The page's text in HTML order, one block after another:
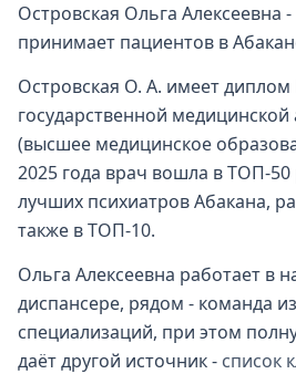
Островская Ольга Алексеевна
принимает пациентов в
Островская О. А. имеет диплом
государственной медицинской
(высшее медицинское
2025 года врач вошла в ТОП-50
лучших психиатров Абакана,
также в ТОП-10.
Ольга Алексеевна работает в
диспансере, рядом - команда
специализаций, при этом
даёт другой источник - список